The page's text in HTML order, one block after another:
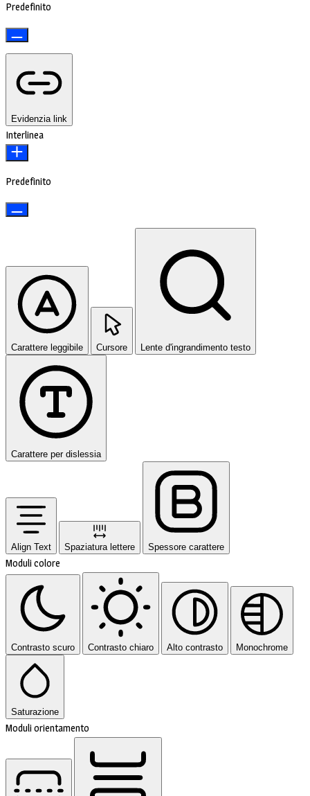
Predefinito
Evidenzia link
Interlinea
Predefinito
Carattere leggibile Cursore Lente d'ingrandimento testo
Carattere per dislessia
Align Text Spaziatura lettere Spessore carattere
Moduli colore
Contrasto scuro Contrasto chiaro Alto contrasto Monochrome
Saturazione
Moduli orientamento